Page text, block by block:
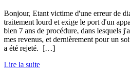
Bonjour, Etant victime d'une erreur de
traitement lourd et exige le port d'un
bien 7 ans de procédure, dans lesquels
mes revenus, et dernièrement pour un
a été rejeté. […]
Lire la suite